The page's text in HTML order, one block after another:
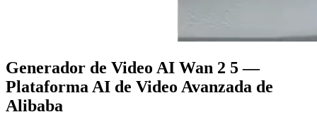
Generador de Video AI Wan 2 5 —
Plataforma AI de Video Avanzada de
Alibaba